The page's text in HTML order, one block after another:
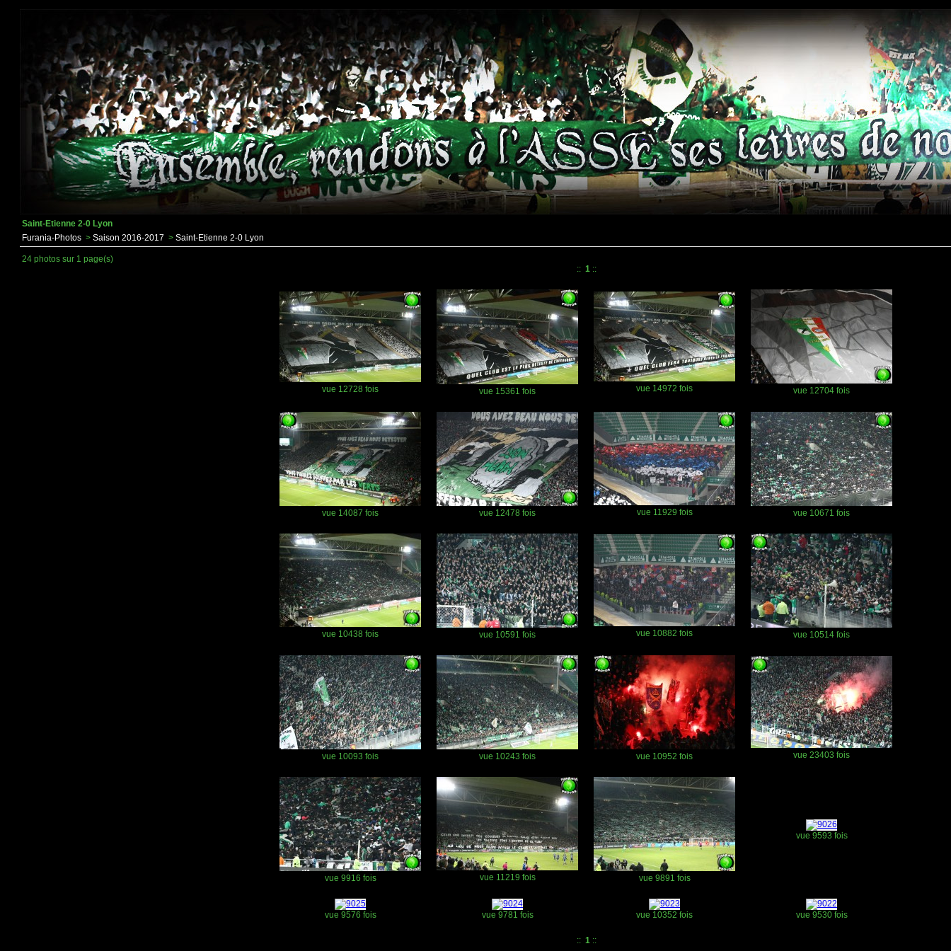
Saint-Etienne 2-0 Lyon
Furania-Photos > Saison 2016-2017 > Saint-Etienne 2-0 Lyon
24 photos sur 1 page(s)
:: 1::
vue 12728 fois vue 15361 fois vue 14972 fois vue 12704 fois
vue 14087 fois vue 12478 fois vue 11929 fois vue 10671 fois
vue 10438 fois vue 10591 fois vue 10882 fois vue 10514 fois
vue 10093 fois vue 10243 fois vue 10952 fois vue 23403 fois
vue 9916 fois vue 11219 fois vue 9891 fois
vue 9593 fois
vue 9576 fois vue 9781 fois vue 10352 fois vue 9530 fois
:: 1::